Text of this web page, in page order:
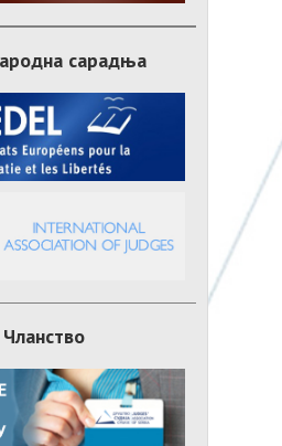
сарадња
Чланство